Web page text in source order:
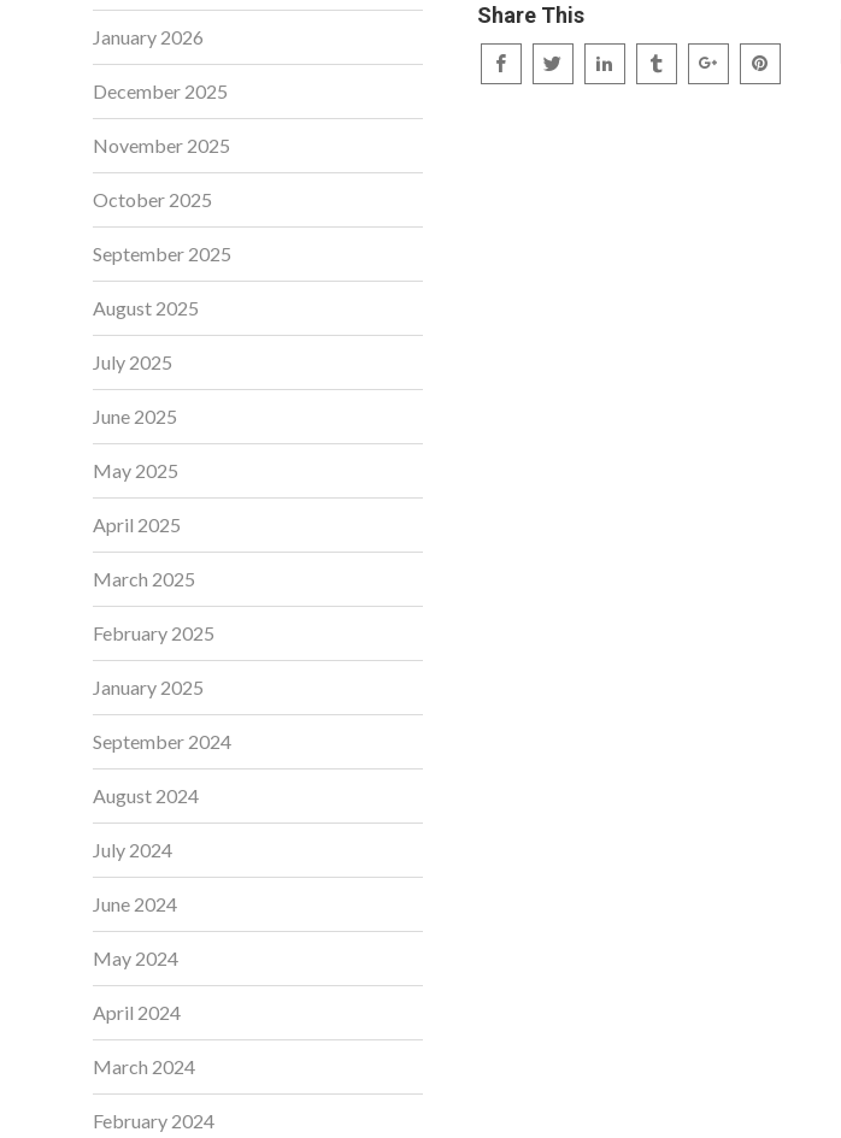
Share This
January 2026
December 2025
November 2025
October 2025
September 2025
August 2025
July 2025
June 2025
May 2025
April 2025
March 2025
February 2025
January 2025
September 2024
August 2024
July 2024
June 2024
May 2024
April 2024
March 2024
February 2024